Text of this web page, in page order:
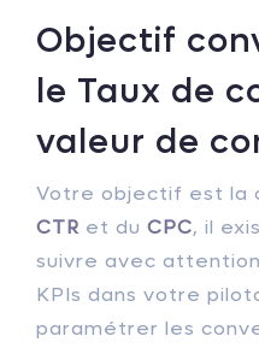
Objectif
le Taux de
valeur de
Votre objectif est la
CTR et du CPC, il
suivre avec
KPIs dans votre
paramétrer les